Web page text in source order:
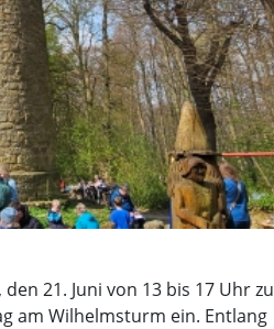
21. Juni von 13 bis 17 Uhr zu
am Wilhelmsturm ein. Entlang